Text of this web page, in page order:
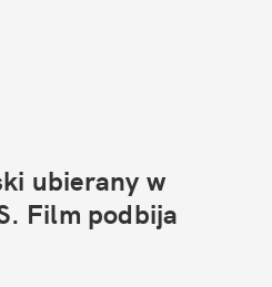
ubierany w
Film podbija